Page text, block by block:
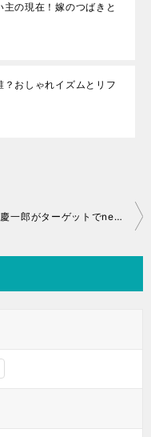
の現在！嫁のつばきと
おしゃれイズムとリフ
小山慶一郎がターゲットでnews every降板？未成年小夏の画像